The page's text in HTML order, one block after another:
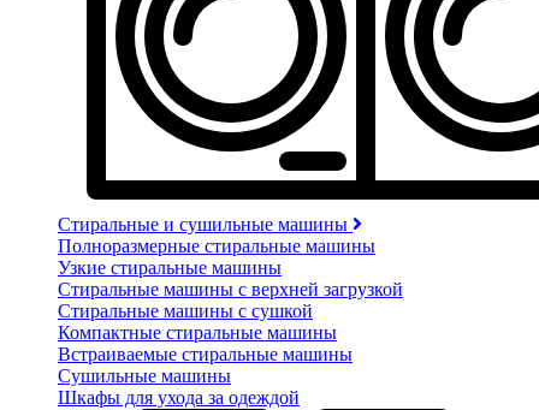
Стиральные и сушильные машины
Полноразмерные стиральные машины
Узкие стиральные машины
Стиральные машины с верхней загрузкой
Стиральные машины с сушкой
Компактные стиральные машины
Встраиваемые стиральные машины
Сушильные машины
Шкафы для ухода за одеждой